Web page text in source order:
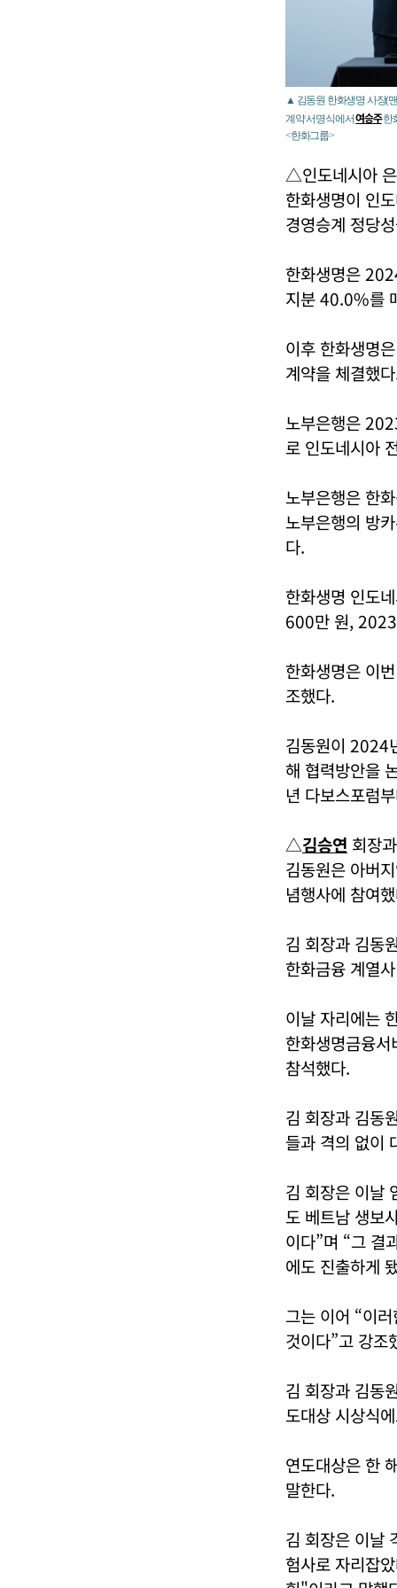
▲ 김동원 한화생명 사장(
계약 서명식에서여승주한
<한화그룹>
△인도네시아
한화생명이 인
경영승계 정당
한화생명은
지분 40.0%를
이후 한화생명
계약을 체결했
노부은행은
로 인도네시아
노부은행은 한
노부은행의 방
다.
한화생명 인도
600만 원,
한화생명은 이
조했다.
김동원이 2024
해 협력방안을
년 다보스포럼
△김승연 회장
김동원은 아버
념행사에 참여
김 회장과 김동
한화금융 계열
이날 자리에는
한화생명금융
참석했다.
김 회장과 김동
들과 격의 없이
김 회장은 이날
도 베트남 생보
이다”며 “그 결
에도 진출하게
그는 이어 “이
것이다”고 강조
김 회장과 김동
도대상 시상식
연도대상은 한
말한다.
김 회장은 이날
험사로 자리잡